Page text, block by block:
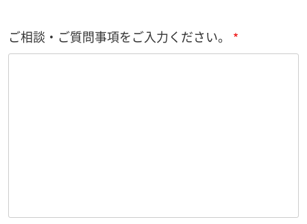
ご相談・ご質問事項をご入力ください。